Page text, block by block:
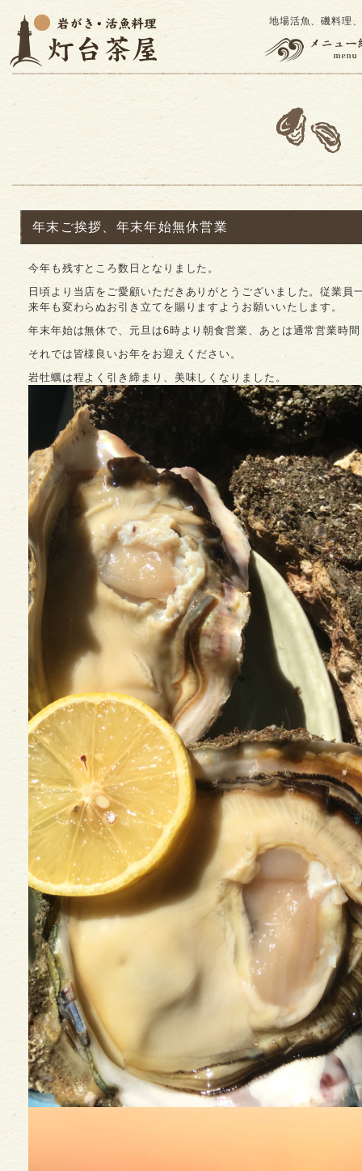
地場活魚、磯料理
年末ご挨拶、年末年始無休営業
今年も残すところ数日となりました。
日頃より当店をご愛顧いただきありがとうございました。従業員
来年も変わらぬお引き立てを賜りますようお願いいたします。
年末年始は無休で、元旦は6時より朝食営業、あとは通常営業時
それでは皆様良いお年をお迎えください。
岩牡蠣は程よく引き締まり、美味しくなりました。